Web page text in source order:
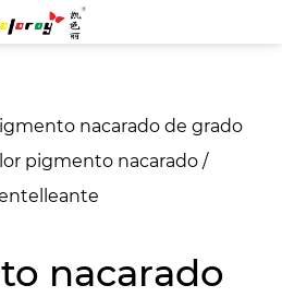
nacarado de grado
pigmento nacarado /
nacarado